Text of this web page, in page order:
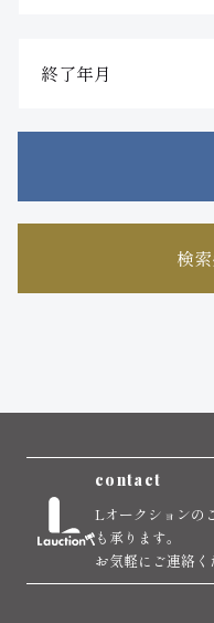
検
contact
Lオークションの
も承ります。
お気軽にご連絡く